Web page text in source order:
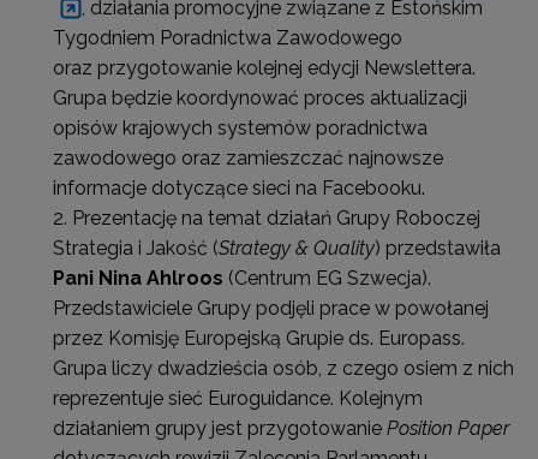
, działania promocyjne związane z Estońskim
Tygodniem Poradnictwa Zawodowego
oraz przygotowanie kolejnej edycji Newslettera.
Grupa będzie koordynować proces aktualizacji
opisów krajowych systemów poradnictwa
zawodowego oraz zamieszczać najnowsze
informacje dotyczące sieci na Facebooku.
Prezentację na temat działań Grupy Roboczej
Strategia i Jakość (Strategy & Quality) przedstawiła
Pani Nina Ahlroos (Centrum EG Szwecja).
Przedstawiciele Grupy podjęli prace w powołanej
przez Komisję Europejską Grupie ds. Europass.
Grupa liczy dwadzieścia osób, z czego osiem z nich
reprezentuje sieć Euroguidance. Kolejnym
działaniem grupy jest przygotowanie Position Paper